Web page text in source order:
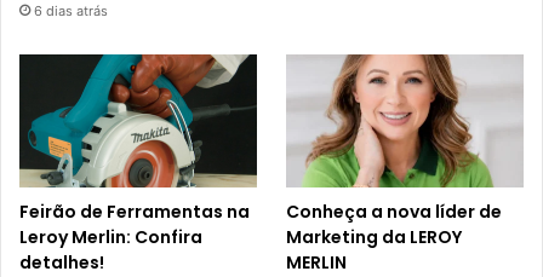
6 dias atrás
Feirão de Ferramentas na
Leroy Merlin: Confira
detalhes!
Conheça a nova líder de
Marketing da LEROY
MERLIN